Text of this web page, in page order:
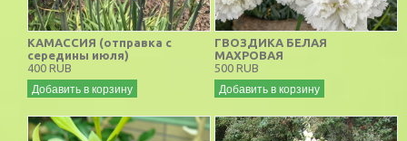
КАМАССИЯ (отправка с
середины июля)
400 RUB
Добавить в корзину
ГВОЗДИКА БЕЛАЯ
МАХРОВАЯ
500 RUB
Добавить в корзину